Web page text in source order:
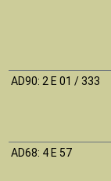
AD90: 2 E 01 / 333
AD68: 4 E 57